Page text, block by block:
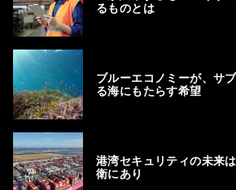
るものとは
ブルーエコノミーが、サ
る海にもたらす希望
港湾セキュリティの未来
衛にあり